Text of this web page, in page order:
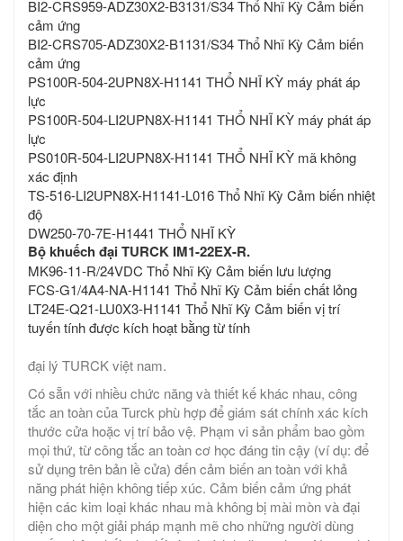
BI2-CRS959-ADZ30X2-B3131/S34 Thổ Nhĩ Kỳ Cảm biến
cảm ứng
BI2-CRS705-ADZ30X2-B1131/S34 Thổ Nhĩ Kỳ Cảm biến
cảm ứng
PS100R-504-2UPN8X-H1141 THỔ NHĨ KỲ máy phát áp
lực
PS100R-504-LI2UPN8X-H1141 THỔ NHĨ KỲ máy phát áp
lực
PS010R-504-LI2UPN8X-H1141 THỔ NHĨ KỲ mã không
xác định
TS-516-LI2UPN8X-H1141-L016 Thổ Nhĩ Kỳ Cảm biến nhiệt
độ
DW250-70-7E-H1441 THỔ NHĨ KỲ
Bộ khuếch đại TURCK IM1-22EX-R.
MK96-11-R/24VDC Thổ Nhĩ Kỳ Cảm biến lưu lượng
FCS-G1/4A4-NA-H1141 Thổ Nhĩ Kỳ Cảm biến chất lỏng
LT24E-Q21-LU0X3-H1141 Thổ Nhĩ Kỳ Cảm biến vị trí
tuyến tính được kích hoạt bằng từ tính
đại lý TURCK việt nam.
Có sẵn với nhiều chức năng và thiết kế khác nhau, công
tắc an toàn của Turck phù hợp để giám sát chính xác kích
thước cửa hoặc vị trí bảo vệ. Phạm vi sản phẩm bao gồm
mọi thứ, từ công tắc an toàn cơ học đáng tin cậy (ví dụ: để
sử dụng trên bản lề cửa) đến cảm biến an toàn với khả
năng phát hiện không tiếp xúc. Cảm biến cảm ứng phát
hiện các kim loại khác nhau mà không bị mài mòn và đại
diện cho một giải pháp mạnh mẽ cho những người dùng